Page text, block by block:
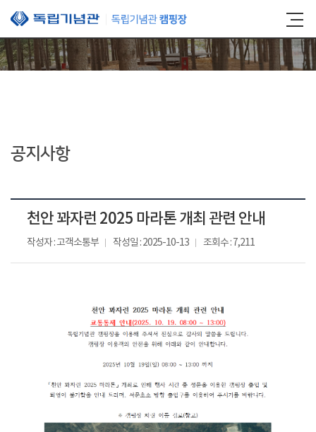
본문 바로가기
공지사항
천안 꽈자런 2025 마라톤 개최 관련 안내
작성자 : 고객소통부 작성일 : 2025-10-13 조회수 : 7,211